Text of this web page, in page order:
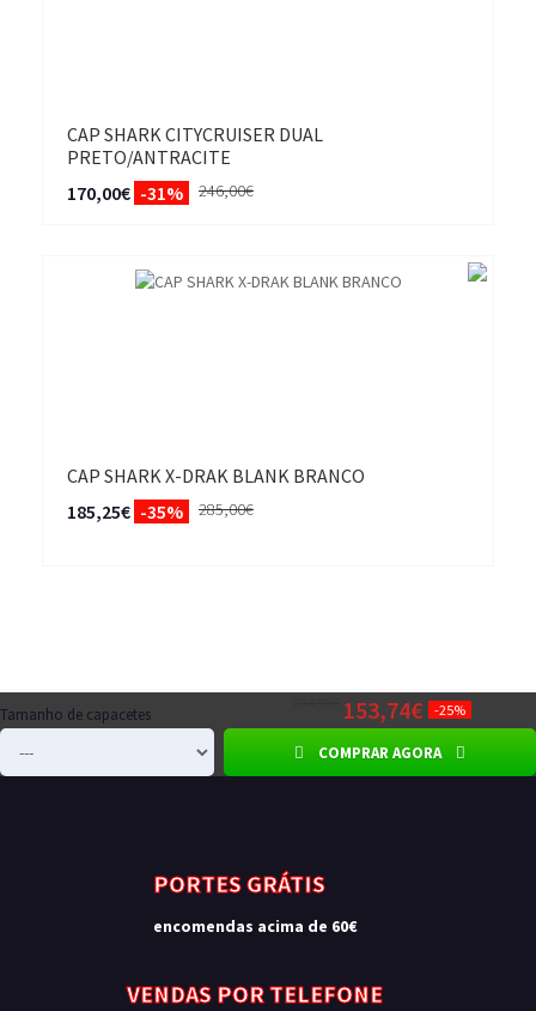
CAP SHARK CITYCRUISER DUAL
PRETO/ANTRACITE
170,00€ -31% 246,00€
CAP SHARK X-DRAK BLANK BRANCO
185,25€ -35% 285,00€
Tamanho de capacetes 153,74€ -25%
COMPRAR AGORA
PORTES GRÁTIS
encomendas acima de 60€
VENDAS POR TELEFONE